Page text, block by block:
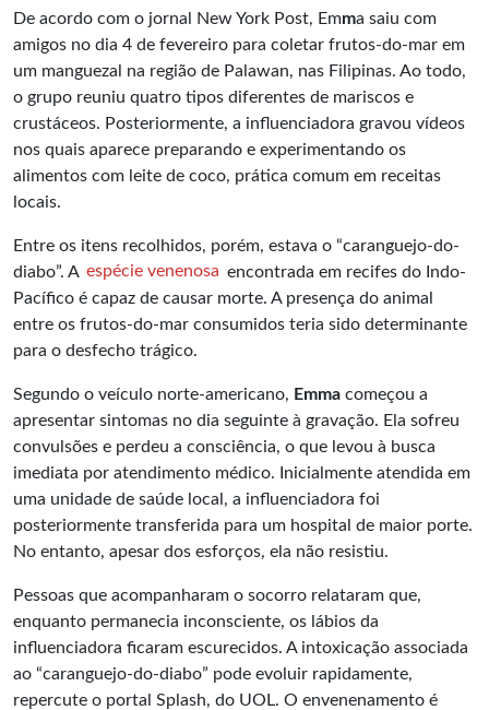
De acordo com o jornal New York Post, Emma saiu com
amigos no dia 4 de fevereiro para coletar frutos-do-mar em
um manguezal na região de Palawan, nas Filipinas. Ao todo,
o grupo reuniu quatro tipos diferentes de mariscos e
crustáceos. Posteriormente, a influenciadora gravou vídeos
nos quais aparece preparando e experimentando os
alimentos com leite de coco, prática comum em receitas
locais.
Entre os itens recolhidos, porém, estava o “caranguejo-do-
diabo”. A espécie venenosa encontrada em recifes do Indo-
Pacífico é capaz de causar morte. A presença do animal
entre os frutos-do-mar consumidos teria sido determinante
para o desfecho trágico.
Segundo o veículo norte-americano, Emma começou a
apresentar sintomas no dia seguinte à gravação. Ela sofreu
convulsões e perdeu a consciência, o que levou à busca
imediata por atendimento médico. Inicialmente atendida em
uma unidade de saúde local, a influenciadora foi
posteriormente transferida para um hospital de maior porte.
No entanto, apesar dos esforços, ela não resistiu.
Pessoas que acompanharam o socorro relataram que,
enquanto permanecia inconsciente, os lábios da
influenciadora ficaram escurecidos. A intoxicação associada
ao “caranguejo-do-diabo” pode evoluir rapidamente,
repercute o portal Splash, do UOL. O envenenamento é